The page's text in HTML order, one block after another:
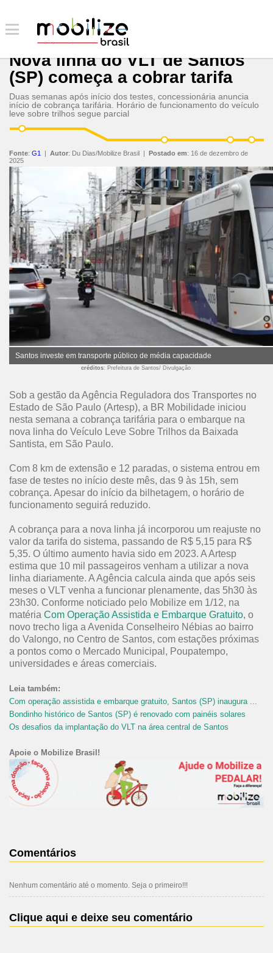
Nova linha do VLT de Santos
(SP) começa a cobrar tarifa
Duas semanas após início dos testes, concessionária anuncia
início de cobrança tarifária. Horário de funcionamento do veículo
leve sobre trilhos segue parcial
Fonte: G1 | Autor: Du Dias/Mobilize Brasil | Postado em: 16 de dezembro de
2025
Santos investe em transporte público de média capacidade
créditos: Prefeitura de Santos/ Divulgação
Sob a gestão da Agência Reguladora dos Transportes no
Estado de São Paulo (Artesp), a BR Mobilidade iniciou
nesta semana a cobrança tarifária para o embarque na
nova linha do Veículo Leve Sobre Trilhos da Baixada
Santista, em São Paulo.
Com 8 km de extensão e 12 paradas, o sistema entrou em
fase de testes no início deste mês, das 9 às 15h, sem
cobrança. Apesar do início da bilhetagem, o horário de
funcionamento seguirá reduzido.
A cobrança para a nova linha já incorporou um reajuste no
valor da tarifa do sistema, passando de R$ 5,15 para R$
5,35. O último aumento havia sido em 2023. A Artesp
estima que 10 mil passageiros venham a utilizar a nova
linha diariamente. A Agência calcula ainda que após seis
meses o VLT venha a funcionar plenamente, das 5h30 às
23h30. Conforme noticiado pelo Mobilize em 1/12, na
matéria Com Operação Assistida e Embarque Gratuito, o
novo trecho liga a Avenida Conselheiro Nébias ao bairro
do Valongo, no Centro de Santos, com estações próximas
a pontos como o Mercado Municipal, Poupatempo,
universidades e áreas comerciais.
Leia também:
Com operação assistida e embarque gratuito, Santos (SP) inaugura ...
Bondinho histórico de Santos (SP) é renovado com painéis solares
Os desafios da implantação do VLT na área central de Santos
Apoie o Mobilize Brasil!
Comentários
Nenhum comentário até o momento. Seja o primeiro!!!
Clique aqui e deixe seu comentário